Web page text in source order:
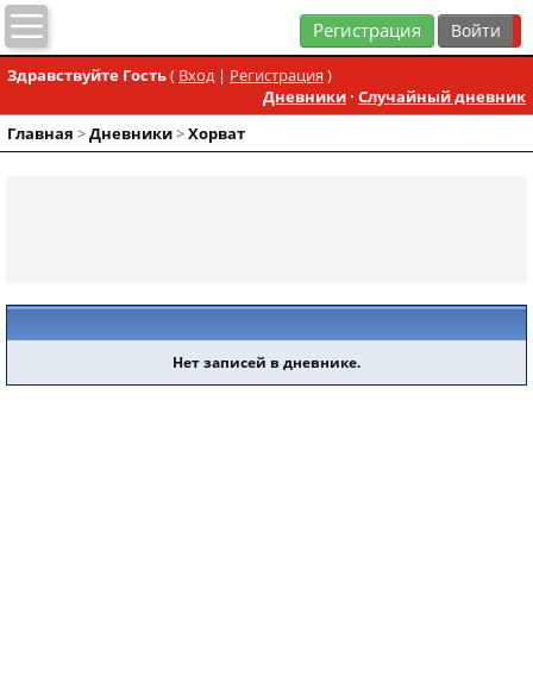
Регистрация
Здравствуйте Гость( Вход| Регистрация )
Дневники· Случайный дневник
Главная >Дневники>Хорват
Нет записей в дневнике.